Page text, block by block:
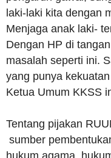
laki-laki kita dengan
Menjaga anak laki-
Dengan HP di
masalah seperti ini.
yang punya
Ketua Umum KKSS
Tentang pijakan
sumber
hukum agama,